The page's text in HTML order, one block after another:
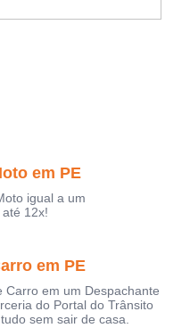
em PE
igual a um
12x!
em PE
Carro em um Despachante
do Portal do Trânsito
sem sair de casa.